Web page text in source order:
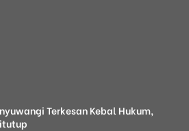
Terkesan Kebal Hukum,